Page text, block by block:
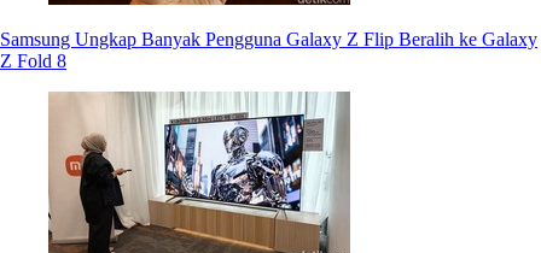
Samsung Ungkap Banyak Pengguna Galaxy Z Flip Beralih ke Galaxy
Z Fold 8